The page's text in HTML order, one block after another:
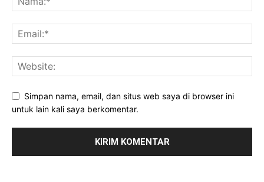
Simpan nama, email, dan situs web saya di browser ini
untuk lain kali saya berkomentar.